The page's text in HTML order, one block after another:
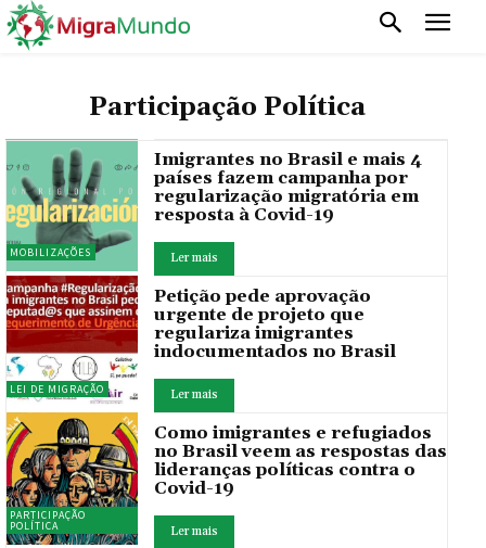
Participação Política
MOBILIZAÇÕES
Imigrantes no Brasil e mais 4
países fazem campanha por
regularização migratória em
resposta à Covid-19
Ler mais
LEI DE MIGRAÇÃO
Petição pede aprovação
urgente de projeto que
regulariza imigrantes
indocumentados no Brasil
Ler mais
PARTICIPAÇÃO
POLÍTICA
Como imigrantes e refugiados
no Brasil veem as respostas das
lideranças políticas contra o
Covid-19
Ler mais